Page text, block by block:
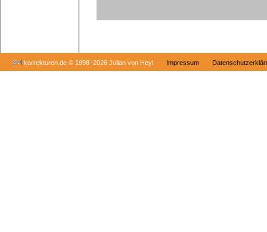
korrekturen.de © 1998–2026 Julian von Heyl · Impressum ·